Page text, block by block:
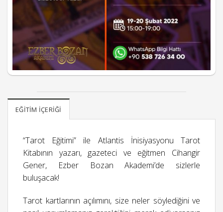
EĞITIM İÇERIĞI
“Tarot Eğitimi” ile Atlantis İnisiyasyonu Tarot
Kitabının yazarı, gazeteci ve eğitmen Cihangir
Gener, Ezber Bozan Akademi’de sizlerle
buluşacak!
Tarot kartlarının açılımını, size neler söylediğini ve